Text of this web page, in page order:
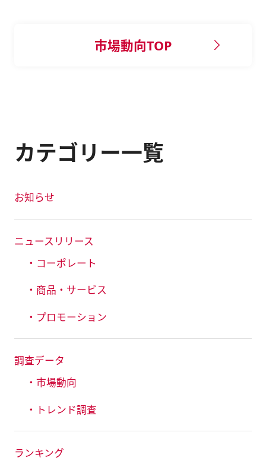
市場動向TOP
カテゴリー一覧
お知らせ
ニュースリリース
・コーポレート
・商品・サービス
・プロモーション
調査データ
・市場動向
・トレンド調査
ランキング